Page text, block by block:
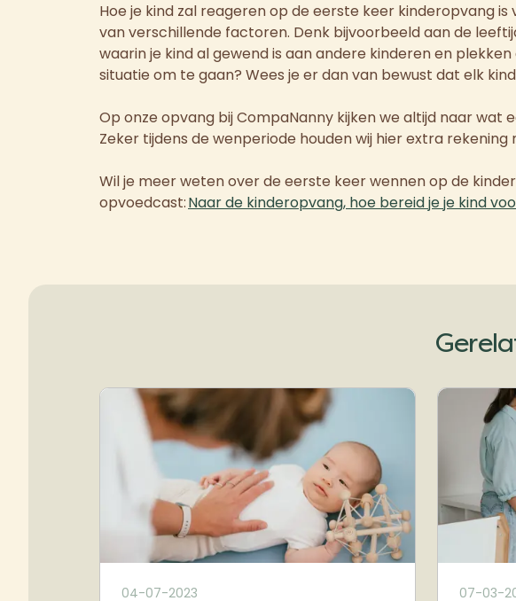
Hoe je kind zal reageren op de eerste keer kinderopvang
van verschillende factoren. Denk bijvoorbeeld aan de
waarin je kind al gewend is aan andere kinderen en
situatie om te gaan? Wees je er dan van bewust dat elk
Op onze opvang bij CompaNanny kijken we altijd naar
Zeker tijdens de wenperiode houden wij hier extra rekening
Wil je meer weten over de eerste keer wennen op de
opvoedcast:Naar de kinderopvang, hoe bereid je je kind
04-07-2023 07-03-